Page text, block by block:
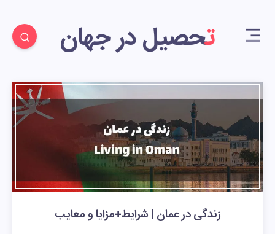
تحصیل در جهان
زندگی در عمان | شرایط+مزایا و معایب